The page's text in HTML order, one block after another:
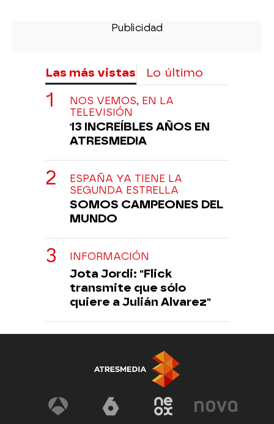
Las más vistas Lo último
NOS VEMOS, EN LA
TELEVISIÓN
13 INCREÍBLES AÑOS EN
ATRESMEDIA
ESPAÑA YA TIENE LA
SEGUNDA ESTRELLA
SOMOS CAMPEONES DEL
MUNDO
INFORMACIÓN
Jota Jordi: "Flick
transmite que sólo
quiere a Julián Alvarez"